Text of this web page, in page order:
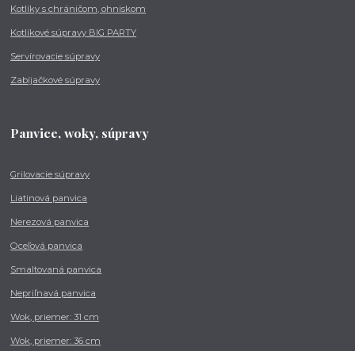
Kotlíky s chráničom, ohniskom
Kotlíkové súpravy BIG PARTY
Servírovacie súpravy
Zabíjačkové súpravy
Panvice, woky, súpravy
Grilovacie súpravy
Liatinová panvica
Nerezová panvica
Oceľová panvica
Smaltovaná panvica
Nepriľnavá panvica
Wok, priemer: 31 cm
Wok, priemer: 36 cm